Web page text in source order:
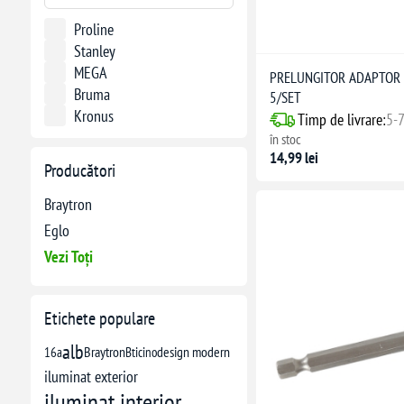
Proline
Stanley
MEGA
Bruma
Kronus
Producători
Braytron
Eglo
Vezi Toți
Etichete populare
16aalbBraytronBticinodesign modern
iluminat exterior
PRELUNGITOR
5/SET
Timp de livrare:5-
în stoc
14,99 lei